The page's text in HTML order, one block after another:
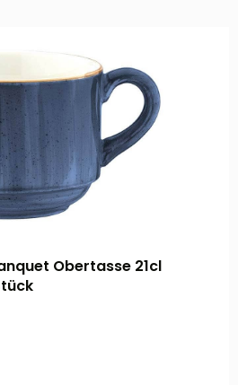
Obertasse 21cl